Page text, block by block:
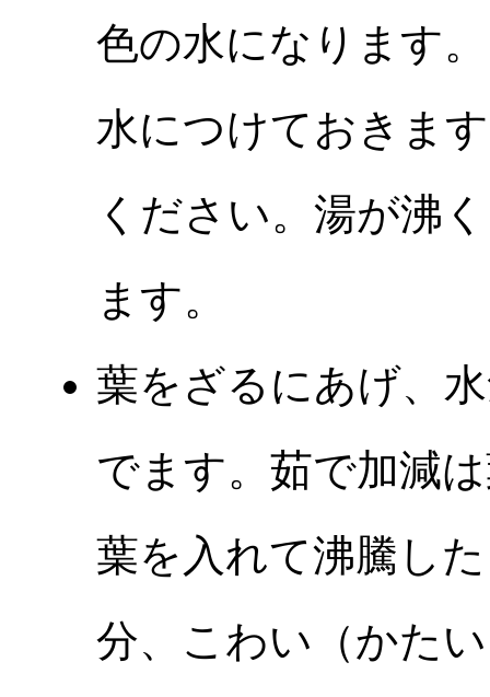
色の水になります
水につけておきま
ください。湯が沸
ます。
葉をざるにあげ、
でます。茹で加減
葉を入れて沸騰し
分、こわい（かた